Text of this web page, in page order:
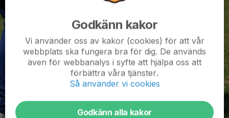
Godkänn kakor
Vi använder oss av kakor (cookies) för att vår
webbplats ska fungera bra för dig. De används
även för webbanalys i syfte att hjälpa oss att
förbättra våra tjänster.
Så använder vi cookies
Godkänn alla kakor